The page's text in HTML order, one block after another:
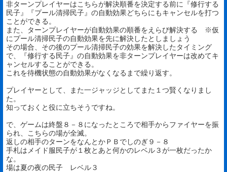
非ターンプレイヤーはこちらが解決順番を決定する前に『修行する
民子』『プール清掃民子』の自動効果どちらにもキャンセルを打つ
ことができる。
また、ターンプレイヤーが自動効果の順番をえらび解決する ※仮
にプール清掃民子の自動効果を先に解決したとしましょう
その場合、その後のプール清掃民子の効果を解決したタイミング
で、『修行する民子』の自動効果を非ターンプレイヤーは改めてキ
ャンセルすることができる。
これを待機状態の自動効果がなくなるまで繰り返す。
プレイヤーとして、また一ジャッジとしてまた１つ賢くなりまし
た。
知っておくと役に立ちそうですね。
で、ゲームは終盤８－８になったところで相手からファイヤーを振
られ、こちらの場が全滅。
返しの相手のターンをなんとかＰＢでしのぎ９－８
手札はメイド服民子が１枚とあと何かのレベル３が一枚だったか
な。
場は夏の夜の民子 レベル３